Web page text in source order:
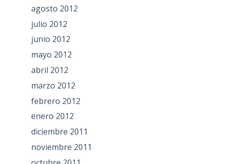
agosto 2012
julio 2012
junio 2012
mayo 2012
abril 2012
marzo 2012
febrero 2012
enero 2012
diciembre 2011
noviembre 2011